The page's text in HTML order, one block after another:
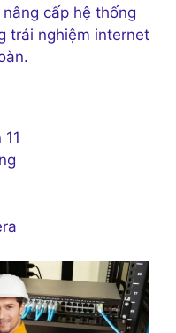
cấp hệ thống
trải nghiệm internet